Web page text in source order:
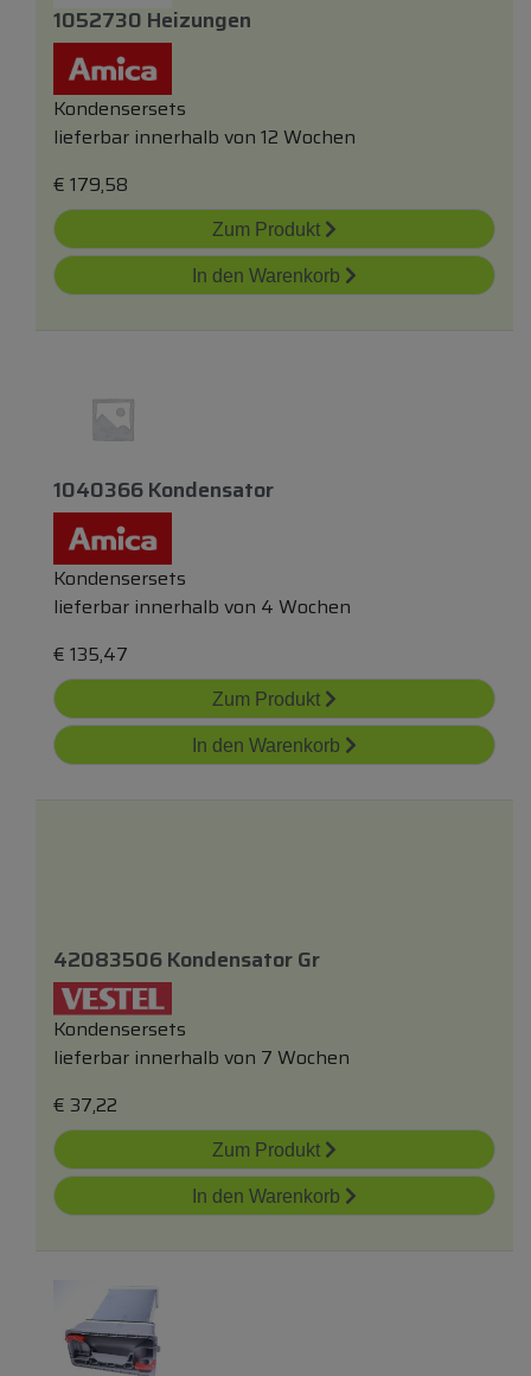
1052730 Heizungen
Kondensersets
lieferbar innerhalb von 12 Wochen
€ 179,58
Zum Produkt
In den Warenkorb
1040366 Kondensator
Kondensersets
lieferbar innerhalb von 4 Wochen
€ 135,47
Zum Produkt
In den Warenkorb
42083506 Kondensator Gr
Kondensersets
lieferbar innerhalb von 7 Wochen
€ 37,22
Zum Produkt
In den Warenkorb